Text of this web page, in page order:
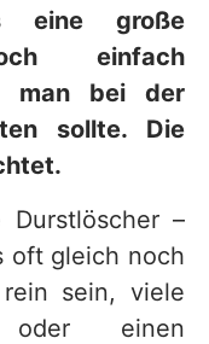
eine große
einfach
man bei der
sollte. Die
–
oft gleich noch
sein, viele
oder einen